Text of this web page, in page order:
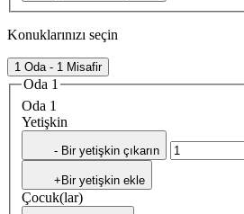
Konuklarınızı seçin
1 Oda - 1 Misafir
Oda 1
Oda 1
Yetişkin
- Bir yetişkin çıkarın
+Bir yetişkin ekle
Çocuk(lar)